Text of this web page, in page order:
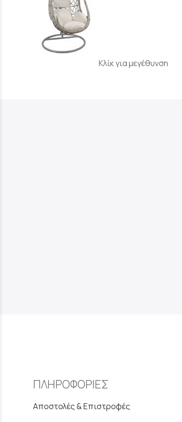
Κλίκ για μεγέθυνση
ΠΛΗΡΟΦΟΡΙΕΣ
Αποστολές & Επιστροφές